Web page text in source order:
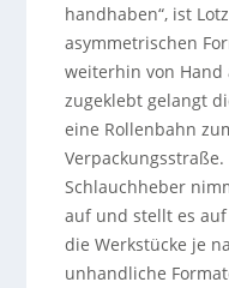
handhaben“, ist
asymmetrischen
weiterhin von Hand
zugeklebt gelangt
eine Rollenbahn
Schlauchheber
auf und stellt es
die Werkstücke je
unhandliche